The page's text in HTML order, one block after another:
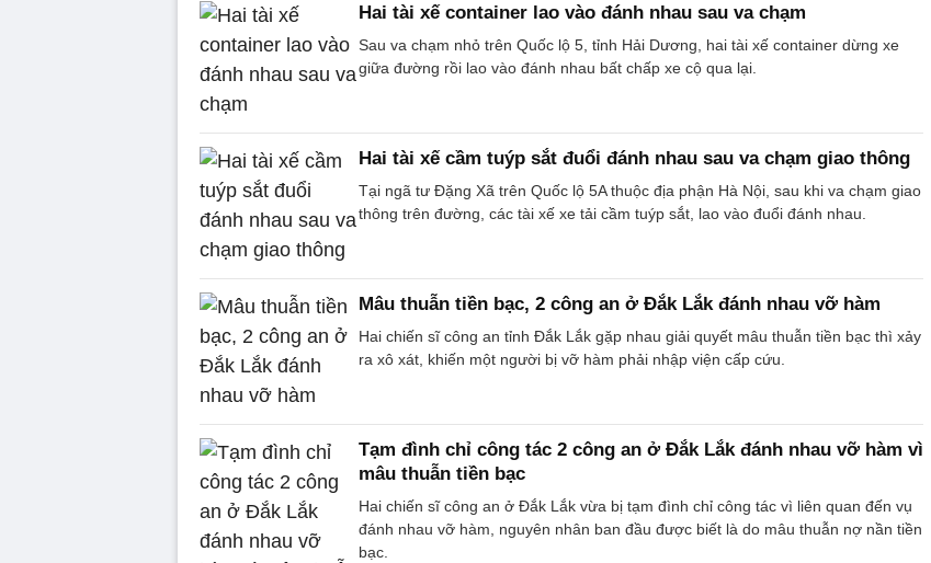
Hai tài xế container lao vào đánh nhau sau va chạm
Sau va chạm nhỏ trên Quốc lộ 5, tỉnh Hải Dương, hai tài xế container dừng xe
giữa đường rồi lao vào đánh nhau bất chấp xe cộ qua lại.
Hai tài xế cầm tuýp sắt đuổi đánh nhau sau va chạm giao thông
Tại ngã tư Đặng Xã trên Quốc lộ 5A thuộc địa phận Hà Nội, sau khi va chạm giao
thông trên đường, các tài xế xe tải cầm tuýp sắt, lao vào đuổi đánh nhau.
Mâu thuẫn tiền bạc, 2 công an ở Đắk Lắk đánh nhau vỡ hàm
Hai chiến sĩ công an tỉnh Đắk Lắk gặp nhau giải quyết mâu thuẫn tiền bạc thì xảy
ra xô xát, khiến một người bị vỡ hàm phải nhập viện cấp cứu.
Tạm đình chỉ công tác 2 công an ở Đắk Lắk đánh nhau vỡ hàm vì
mâu thuẫn tiền bạc
Hai chiến sĩ công an ở Đắk Lắk vừa bị tạm đình chỉ công tác vì liên quan đến vụ
đánh nhau vỡ hàm, nguyên nhân ban đầu được biết là do mâu thuẫn nợ nần tiền
bạc.